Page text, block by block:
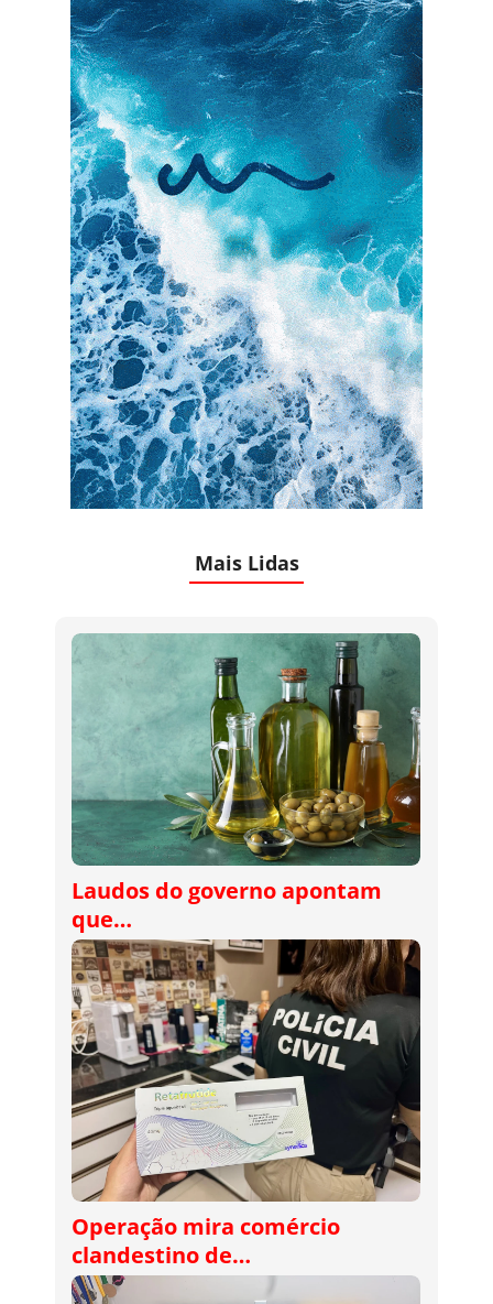
Mais Lidas
Laudos do governo apontam
que…
Operação mira comércio
clandestino de…